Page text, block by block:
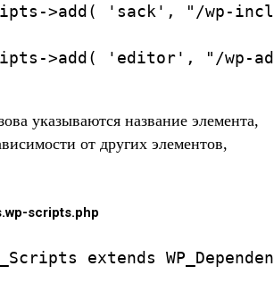
>add( 'sack', "/wp-
>add( 'editor', "/
указываются название элемента,
от других элементов,
scripts.php